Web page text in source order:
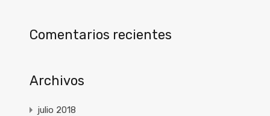
Comentarios recientes
Archivos
julio 2018